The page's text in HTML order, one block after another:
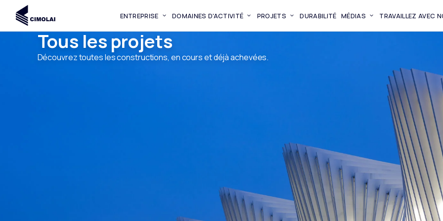
ENTREPRISE DOMAINES D'ACTIVITÉ PROJETS DURABILITÉ MÉDIAS TRAVAILLEZ AVEC
Tous les projets
Découvrez toutes les constructions, en cours et déjà achevées.